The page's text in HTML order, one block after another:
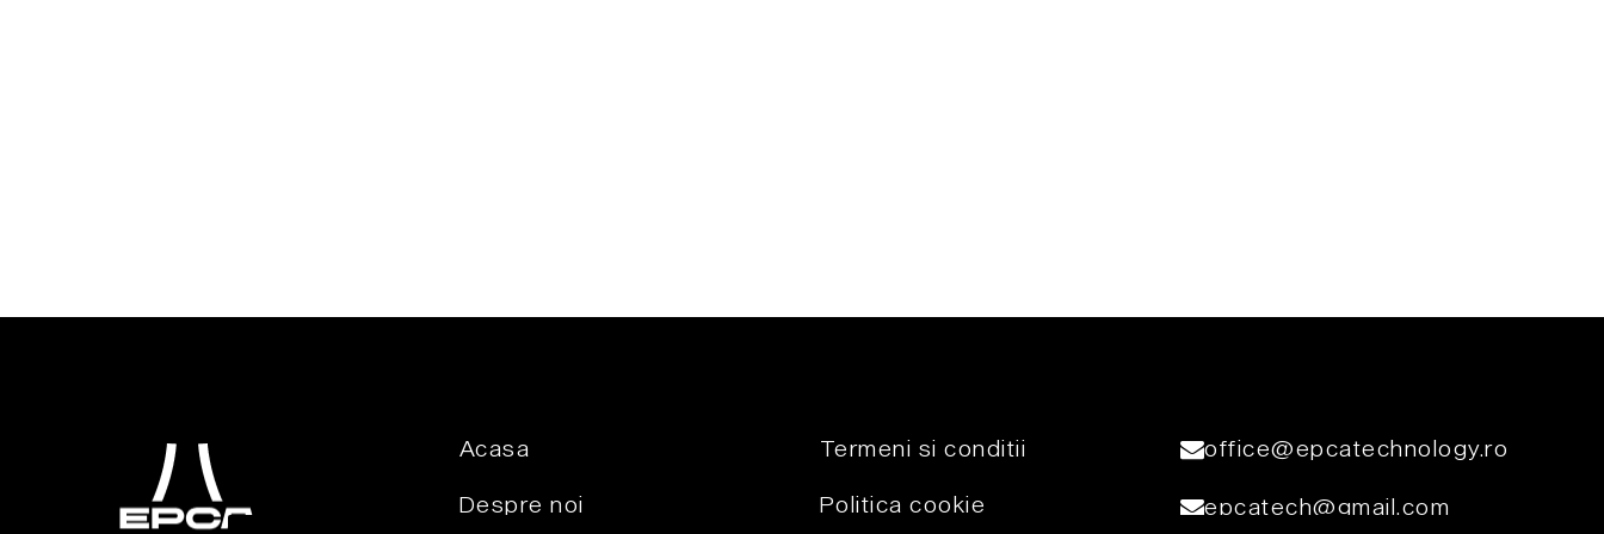
Acasa
Despre noi
Termeni si conditii
Politica cookie
office@epcatechnology.ro
epcatech@gmail.com